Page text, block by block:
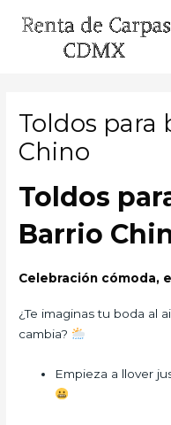
Toldos para
Chino
Toldos
Barrio
Celebración cómoda,
¿Te imaginas tu boda al
cambia?
Empieza a llover